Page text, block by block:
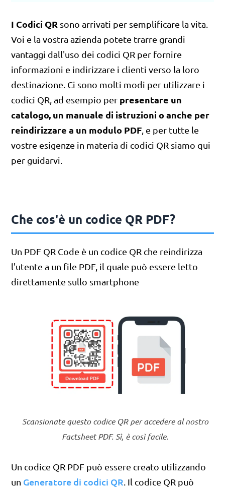
I Codici QR sono arrivati per semplificare la vita.
Voi e la vostra azienda potete trarre grandi
vantaggi dall'uso dei codici QR per fornire
informazioni e indirizzare i clienti verso la loro
destinazione. Ci sono molti modi per utilizzare i
codici QR, ad esempio per presentare un
catalogo, un manuale di istruzioni o anche per
reindirizzare a un modulo PDF , e per tutte le
vostre esigenze in materia di codici QR siamo qui
per guidarvi.
Che cos'è un codice QR PDF?
Un PDF QR Code è un codice QR che reindirizza
l'utente a un file PDF, il quale può essere letto
direttamente sullo smartphone
Scansionate questo codice QR per accedere al nostro
Factsheet PDF. Sì, è così facile.
Un codice QR PDF può essere creato utilizzando
un Generatore di codici QR. Il codice QR può